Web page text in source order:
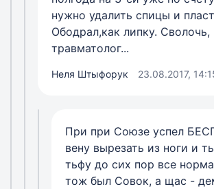
нужно удалить спицы и
Ободрал,как липку. Сволочь,
травматолог...
Неля Штыфорук 23.08.2017,
При при Союзе успел
вену вырезать из ноги и
тьфу до сих пор все
тож был Совок, а щас -